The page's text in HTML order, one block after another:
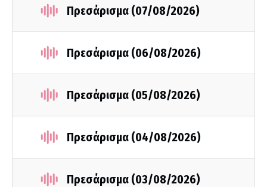
Πρεσάρισμα (07/08/2026)
Πρεσάρισμα (06/08/2026)
Πρεσάρισμα (05/08/2026)
Πρεσάρισμα (04/08/2026)
Πρεσάρισμα (03/08/2026)